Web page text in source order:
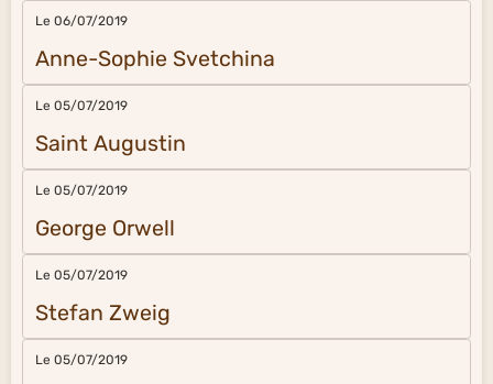
Le 06/07/2019
Anne-Sophie Svetchina
Le 05/07/2019
Saint Augustin
Le 05/07/2019
George Orwell
Le 05/07/2019
Stefan Zweig
Le 05/07/2019